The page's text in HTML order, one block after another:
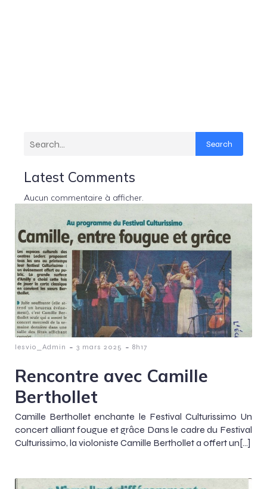
Search
Latest Comments
Aucun commentaire à afficher.
lesvio_Admin - 3 mars 2025 - 8h17
Rencontre avec Camille
Berthollet
Camille Berthollet enchante le Festival Culturissimo Un
concert alliant fougue et grâce Dans le cadre du Festival
Culturissimo, la violoniste Camille Berthollet a offert un[…]